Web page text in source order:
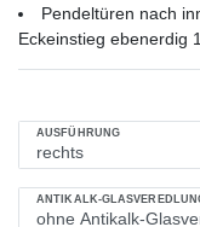
Pendeltüren nach
Eckeinstieg ebenerdig
AUSFÜHRUNG
ANTIKALK-